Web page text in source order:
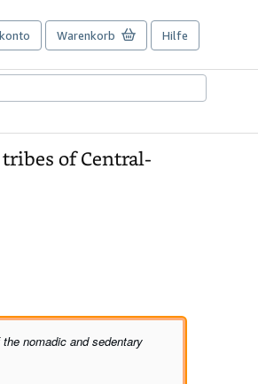
Warenkorb Hilfe
of Central-
nomadic and sedentary